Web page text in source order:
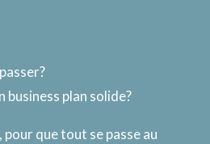
business plan solide?
pour que tout se passe au